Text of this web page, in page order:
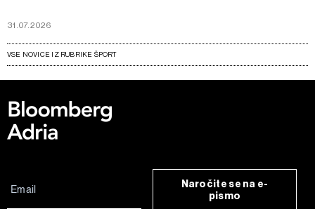
31.07.2026
VSE NOVICE IZ RUBRIKE ŠPORT
Naročite se na e-
pismo